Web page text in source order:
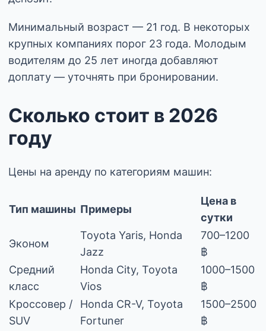
Минимальный возраст — 21 год. В некоторых
крупных компаниях порог 23 года. Молодым
водителям до 25 лет иногда добавляют
доплату — уточнять при бронировании.
Сколько стоит в 2026
году
Цены на аренду по категориям машин:
Тип машины Примеры
Цена в
сутки
Эконом
Toyota Yaris, Honda
Jazz
700–1200
฿
Средний
класс
Honda City, Toyota
Vios
1000–1500
฿
Кроссовер /
SUV
Honda CR-V, Toyota
Fortuner
1500–2500
฿